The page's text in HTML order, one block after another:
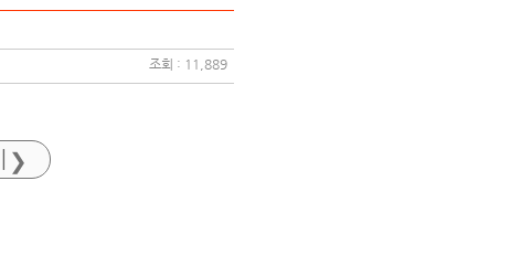
조회 : 11,889